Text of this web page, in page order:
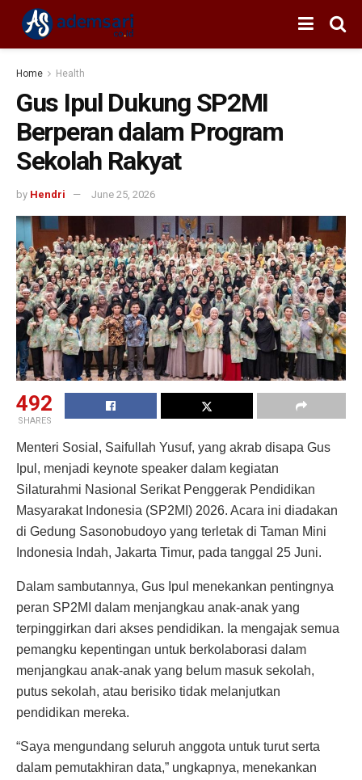
Home Health
Gus Ipul Dukung SP2MI
Berperan dalam Program
Sekolah Rakyat
by Hendri June 25, 2026
492
SHARES
Menteri Sosial, Saifullah Yusuf, yang akrab disapa Gus
Ipul, menjadi keynote speaker dalam kegiatan
Silaturahmi Nasional Serikat Penggerak Pendidikan
Masyarakat Indonesia (SP2MI) 2026. Acara ini diadakan
di Gedung Sasonobudoyo yang terletak di Taman Mini
Indonesia Indah, Jakarta Timur, pada tanggal 25 Juni.
Dalam sambutannya, Gus Ipul menekankan pentingnya
peran SP2MI dalam menjangkau anak-anak yang
terpinggirkan dari akses pendidikan. Ia mengajak semua
pemangku kepentingan untuk berkolaborasi dalam
menjangkau anak-anak yang belum masuk sekolah,
putus sekolah, atau berisiko tidak melanjutkan
pendidikan mereka.
“Saya mengundang seluruh anggota untuk turut serta
dalam pemutakhiran data,” ungkapnya, menekankan